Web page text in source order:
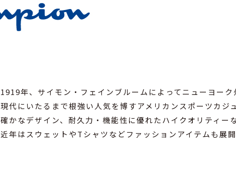
1919年、サイモン・フェインブルームによってニューヨー
現代にいたるまで根強い人気を博すアメリカンスポーツカ
確かなデザイン、耐久力・機能性に優れたハイクオリティ
近年はスウェットやTシャツなどファッションアイテムも展